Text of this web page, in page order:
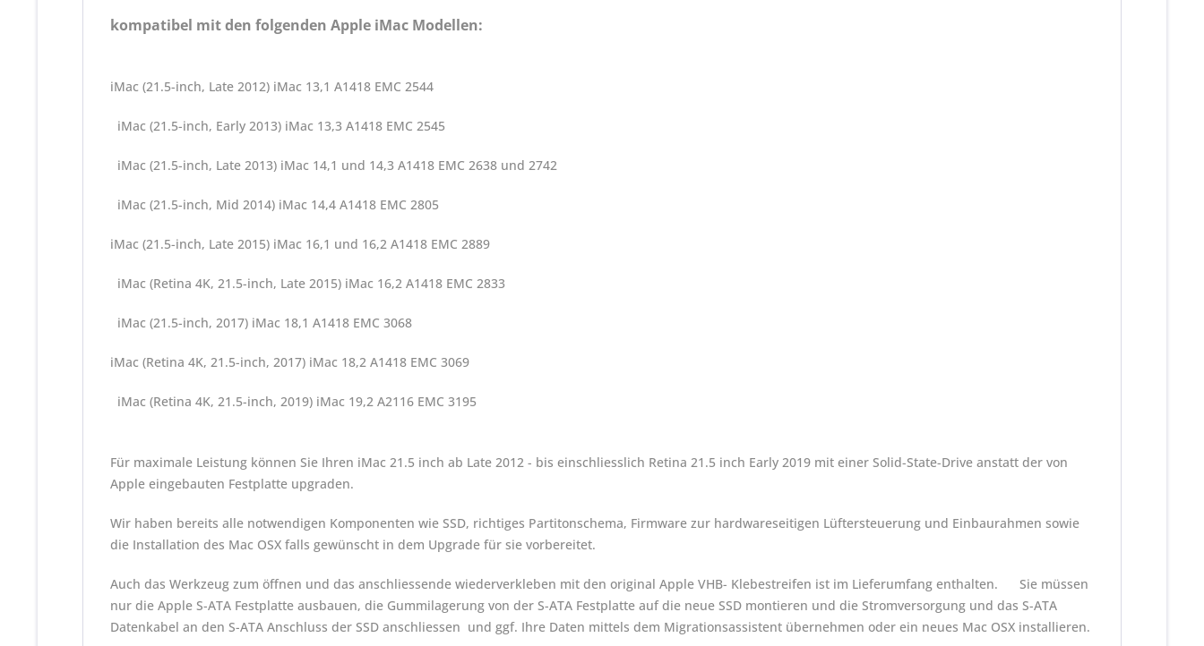
kompatibel mit den folgenden Apple iMac Modellen:
iMac (21.5-inch, Late 2012) iMac 13,1 A1418 EMC 2544
iMac (21.5-inch, Early 2013) iMac 13,3 A1418 EMC 2545
iMac (21.5-inch, Late 2013) iMac 14,1 und 14,3 A1418 EMC 2638 und 2742
iMac (21.5-inch, Mid 2014) iMac 14,4 A1418 EMC 2805
iMac (21.5-inch, Late 2015) iMac 16,1 und 16,2 A1418 EMC 2889
iMac (Retina 4K, 21.5-inch, Late 2015) iMac 16,2 A1418 EMC 2833
iMac (21.5-inch, 2017) iMac 18,1 A1418 EMC 3068
iMac (Retina 4K, 21.5-inch, 2017) iMac 18,2 A1418 EMC 3069
iMac (Retina 4K, 21.5-inch, 2019) iMac 19,2 A2116 EMC 3195
Für maximale Leistung können Sie Ihren iMac 21.5 inch ab Late 2012 - bis einschliesslich Retina 21.5 inch Early 2019 mit einer Solid-State-Drive anstatt der von
Apple eingebauten Festplatte upgraden.
Wir haben bereits alle notwendigen Komponenten wie SSD, richtiges Partitonschema, Firmware zur hardwareseitigen Lüftersteuerung und Einbaurahmen sowie
die Installation des Mac OSX falls gewünscht in dem Upgrade für sie vorbereitet.
Auch das Werkzeug zum öffnen und das anschliessende wiederverkleben mit den original Apple VHB- Klebestreifen ist im Lieferumfang enthalten. Sie müssen
nur die Apple S-ATA Festplatte ausbauen, die Gummilagerung von der S-ATA Festplatte auf die neue SSD montieren und die Stromversorgung und das S-ATA
Datenkabel an den S-ATA Anschluss der SSD anschliessen und ggf. Ihre Daten mittels dem Migrationsassistent übernehmen oder ein neues Mac OSX installieren.